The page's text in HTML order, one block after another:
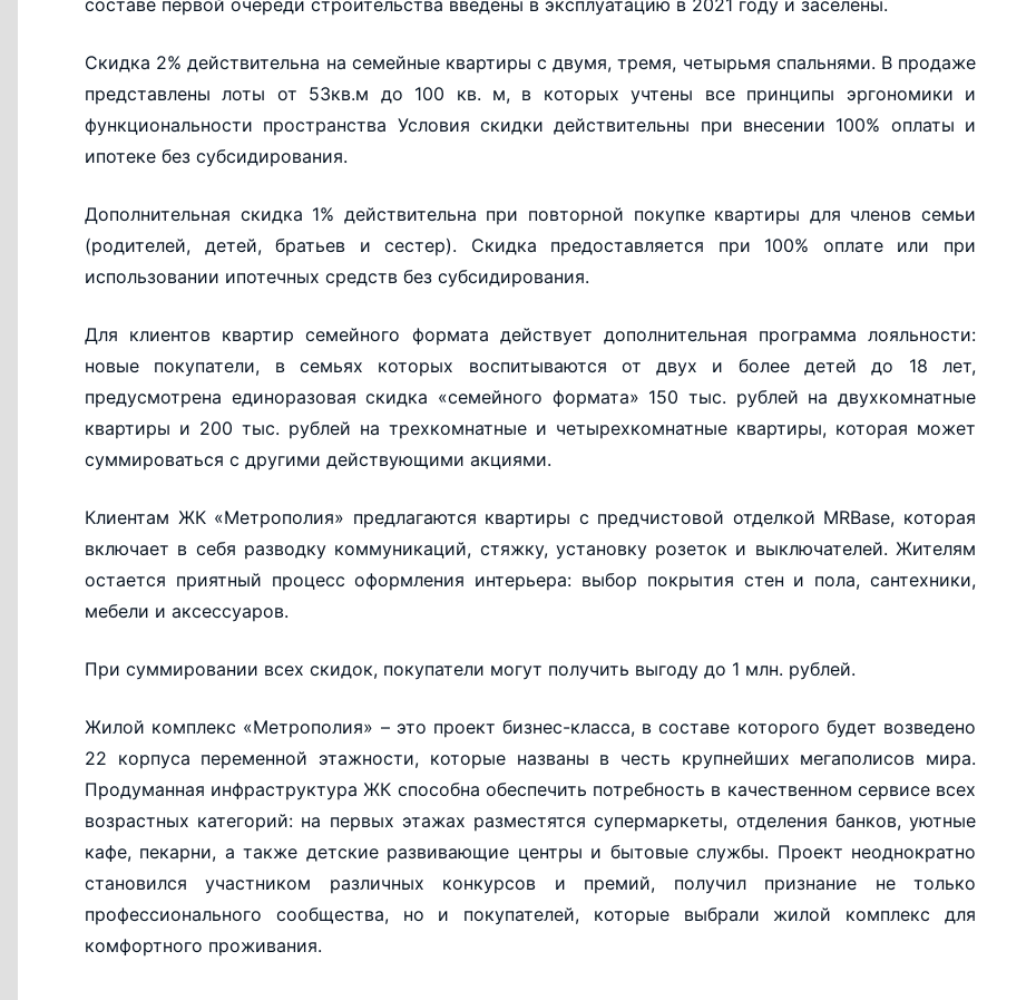
составе первой очереди строительства введены в эксплуатацию в 2021 году и заселены.
Скидка 2% действительна на семейные квартиры с двумя, тремя, четырьмя спальнями. В продаже
представлены лоты от 53кв.м до 100 кв. м, в которых учтены все принципы эргономики и
функциональности пространства Условия скидки действительны при внесении 100% оплаты и
ипотеке без субсидирования.
Дополнительная скидка 1% действительна при повторной покупке квартиры для членов семьи
(родителей, детей, братьев и сестер). Скидка предоставляется при 100% оплате или при
использовании ипотечных средств без субсидирования.
Для клиентов квартир семейного формата действует дополнительная программа лояльности:
новые покупатели, в семьях которых воспитываются от двух и более детей до 18 лет,
предусмотрена единоразовая скидка «семейного формата» 150 тыс. рублей на двухкомнатные
квартиры и 200 тыс. рублей на трехкомнатные и четырехкомнатные квартиры, которая может
суммироваться с другими действующими акциями.
Клиентам ЖК «Метрополия» предлагаются квартиры с предчистовой отделкой MRBase, которая
включает в себя разводку коммуникаций, стяжку, установку розеток и выключателей. Жителям
остается приятный процесс оформления интерьера: выбор покрытия стен и пола, сантехники,
мебели и аксессуаров.
При суммировании всех скидок, покупатели могут получить выгоду до 1 млн. рублей.
Жилой комплекс «Метрополия» – это проект бизнес-класса, в составе которого будет возведено
22 корпуса переменной этажности, которые названы в честь крупнейших мегаполисов мира.
Продуманная инфраструктура ЖК способна обеспечить потребность в качественном сервисе всех
возрастных категорий: на первых этажах разместятся супермаркеты, отделения банков, уютные
кафе, пекарни, а также детские развивающие центры и бытовые службы. Проект неоднократно
становился участником различных конкурсов и премий, получил признание не только
профессионального сообщества, но и покупателей, которые выбрали жилой комплекс для
комфортного проживания.